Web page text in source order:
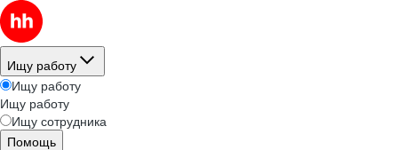
Ищу работу
Ищу работу
Ищу работу
Ищу сотрудника
Помощь